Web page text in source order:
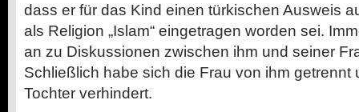
dass er für das Kind einen türkischen Ausweis
als Religion „Islam“ eingetragen worden sei.
an zu Diskussionen zwischen ihm und seiner
Schließlich habe sich die Frau von ihm getrennt
Tochter verhindert.